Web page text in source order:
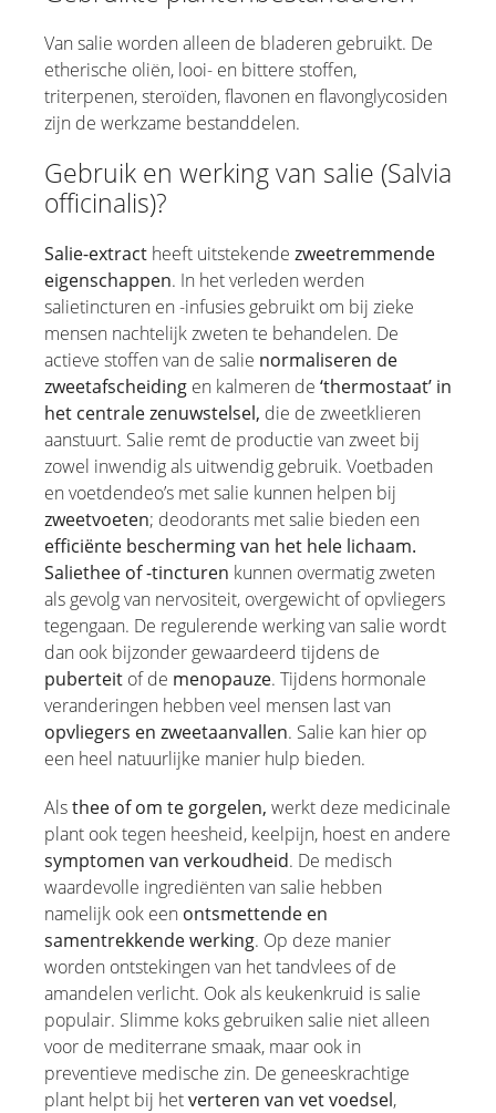
Paardenkastanja
Rode wijnbladeren
Sacha Inchi Olie
Salie
Duindoorn / Duindoornpulpolie
Sandelhout
Spirulina
Theeboomolie
Duivelsklauw
Tijm
Jeneverbes
Smeerwortel
Wierook
Van salie worden alleen de bladeren gebruikt. De
etherische oliën, looi- en bittere stoffen,
triterpenen, steroïden, flavonen en flavonglycosiden
zijn de werkzame bestanddelen.
Gebruik en werking van salie (Salvia
officinalis)?
Salie-extract heeft uitstekende zweetremmende
eigenschappen. In het verleden werden
salietincturen en -infusies gebruikt om bij zieke
mensen nachtelijk zweten te behandelen. De
actieve stoffen van de salie normaliseren de
zweetafscheiding en kalmeren de ‘thermostaat’ in
het centrale zenuwstelsel, die de zweetklieren
aanstuurt. Salie remt de productie van zweet bij
zowel inwendig als uitwendig gebruik. Voetbaden
en voetdendeo’s met salie kunnen helpen bij
zweetvoeten; deodorants met salie bieden een
efficiënte bescherming van het hele lichaam.
Saliethee of -tincturen kunnen overmatig zweten
als gevolg van nervositeit, overgewicht of opvliegers
tegengaan. De regulerende werking van salie wordt
dan ook bijzonder gewaardeerd tijdens de
puberteit of de menopauze. Tijdens hormonale
veranderingen hebben veel mensen last van
opvliegers en zweetaanvallen. Salie kan hier op
een heel natuurlijke manier hulp bieden.
Alsthee of om te gorgelen, werkt deze medicinale
plant ook tegen heesheid, keelpijn, hoest en andere
symptomen van verkoudheid. De medisch
waardevolle ingrediënten van salie hebben
namelijk ook een ontsmettende en
samentrekkende werking. Op deze manier
worden ontstekingen van het tandvlees of de
amandelen verlicht. Ook als keukenkruid is salie
populair. Slimme koks gebruiken salie niet alleen
voor de mediterrane smaak, maar ook in
preventieve medische zin. De geneeskrachtige
plant helpt bij hetverteren van vet voedsel,